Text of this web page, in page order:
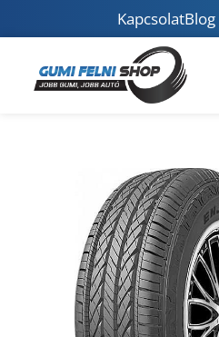
KapcsolatBlog